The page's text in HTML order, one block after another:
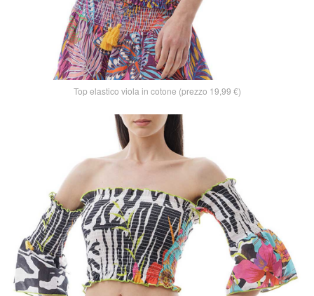
Top elastico viola in cotone (prezzo 19,99 €)